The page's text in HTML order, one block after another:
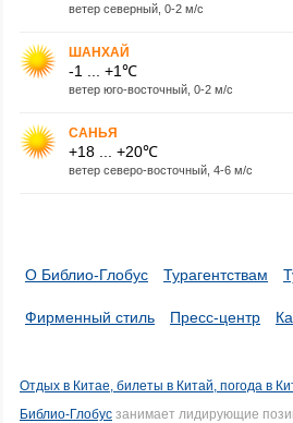
ветер северный, 0-2 м/с
ШАНХАЙ
-1 ... +1℃
ветер юго-восточный, 0-2 м/с
САНЬЯ
+18 ... +20℃
ветер северо-восточный, 4-6 м/с
О Библио-Глобус Турагентствам
Фирменный стиль Пресс-центр
Отдых в Китае, билеты в Китай, погода в
Библио-Глобус занимает лидирующие